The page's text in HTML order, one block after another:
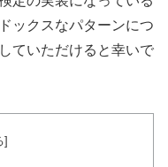
ックスなパターンにつ
ていただけると幸いで